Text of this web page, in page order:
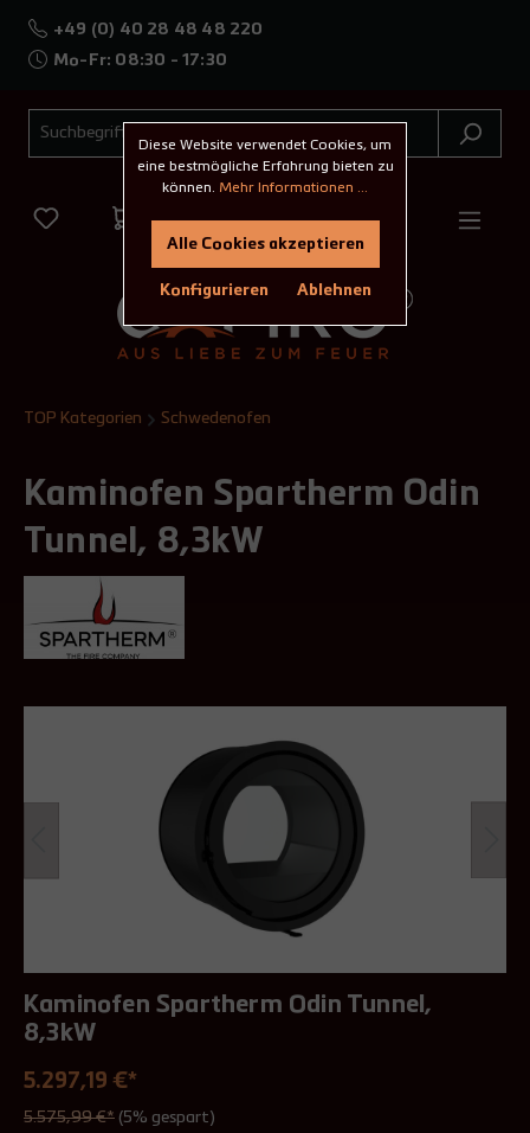
+49 (0) 40 28 48 48 220
Mo-Fr: 08:30 - 17:30
TOP Kategorien Schwedenofen
Kaminofen Spartherm Odin
Tunnel, 8,3kW
Kaminofen Spartherm Odin Tunnel,
8,3kW
5.297,19 €*
5.575,99 €* (5% gespart)
Diese Website verwendet Cookies, um
eine bestmögliche Erfahrung bieten zu
können. Mehr Informationen ...
Ablehnen
Konfigurieren
Alle Cookies akzeptieren